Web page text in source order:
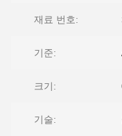
재료 번호:
기준:
크기:
기술: